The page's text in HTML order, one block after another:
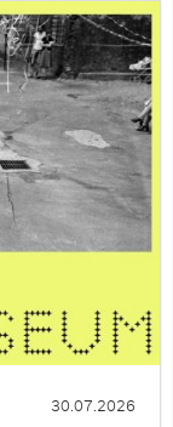
30.07.2026